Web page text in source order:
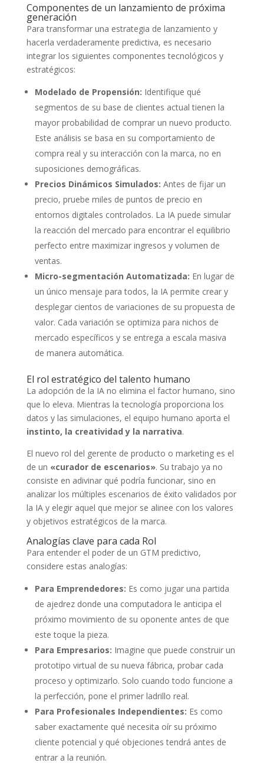
Componentes de un lanzamiento de próxima
generación
Para transformar una estrategia de lanzamiento y
hacerla verdaderamente predictiva, es necesario
integrar los siguientes componentes tecnológicos y
estratégicos:
Modelado de Propensión: Identifique qué
segmentos de su base de clientes actual tienen la
mayor probabilidad de comprar un nuevo producto.
Este análisis se basa en su comportamiento de
compra real y su interacción con la marca, no en
suposiciones demográficas.
Precios Dinámicos Simulados: Antes de fijar un
precio, pruebe miles de puntos de precio en
entornos digitales controlados. La IA puede simular
la reacción del mercado para encontrar el equilibrio
perfecto entre maximizar ingresos y volumen de
ventas.
Micro-segmentación Automatizada: En lugar de
un único mensaje para todos, la IA permite crear y
desplegar cientos de variaciones de su propuesta de
valor. Cada variación se optimiza para nichos de
mercado específicos y se entrega a escala masiva
de manera automática.
El rol estratégico del talento humano
La adopción de la IA no elimina el factor humano, sino
que lo eleva. Mientras la tecnología proporciona los
datos y las simulaciones, el equipo humano aporta el
instinto, la creatividad y la narrativa.
El nuevo rol del gerente de producto o marketing es el
de un «curador de escenarios». Su trabajo ya no
consiste en adivinar qué podría funcionar, sino en
analizar los múltiples escenarios de éxito validados por
la IA y elegir aquel que mejor se alinee con los valores
y objetivos estratégicos de la marca.
Analogías clave para cada Rol
Para entender el poder de un GTM predictivo,
considere estas analogías:
Para Emprendedores: Es como jugar una partida
de ajedrez donde una computadora le anticipa el
próximo movimiento de su oponente antes de que
este toque la pieza.
Para Empresarios: Imagine que puede construir un
prototipo virtual de su nueva fábrica, probar cada
proceso y optimizarlo. Solo cuando todo funcione a
la perfección, pone el primer ladrillo real.
Para Profesionales Independientes: Es como
saber exactamente qué necesita oír su próximo
cliente potencial y qué objeciones tendrá antes de
entrar a la reunión.